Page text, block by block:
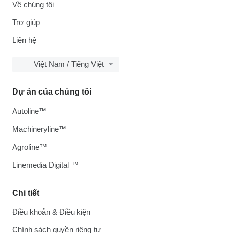
Về chúng tôi
Trợ giúp
Liên hệ
Việt Nam / Tiếng Việt
Chi tiết
Điều khoản & Điều kiện
Chính sách quyền riêng tư
Dự án của chúng tôi
Autoline™
Machineryline™
Agroline™
Linemedia Digital ™